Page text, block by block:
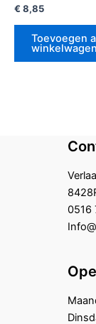
Gewaardeerd
0
uit
€ 8,85
Toevoegen
winkelwagen
0516